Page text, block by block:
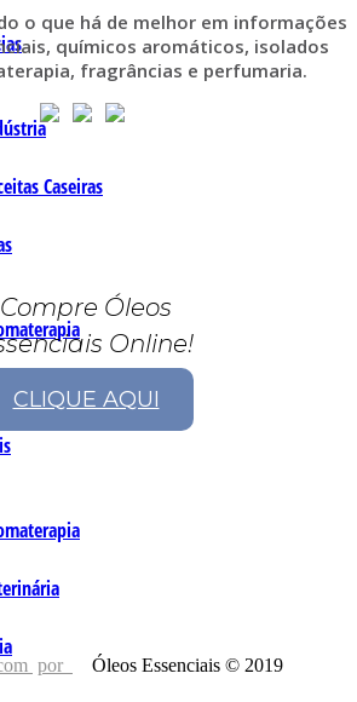
Caseiras
Caseiras
o que há de melhor em informações
químicos aromáticos, isolados
fragrâncias e perfumaria.
Compre Óleos
Online!
CLIQUE AQUI
por Óleos Essenciais © 2019